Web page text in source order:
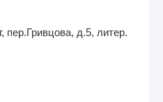
пер.Гривцова, д.5, литер.